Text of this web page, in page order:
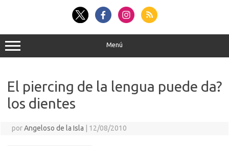
Menú
El piercing de la lengua puede da?
los dientes
porAngeloso de la Isla 12/08/2010